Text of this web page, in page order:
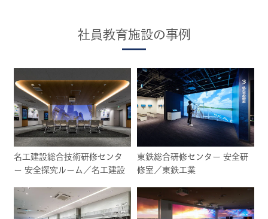
社員教育施設の事例
名工建設総合技術研修センタ
ー 安全探究ルーム／名工建設
東鉄総合研修センター 安全研
修室／東鉄工業